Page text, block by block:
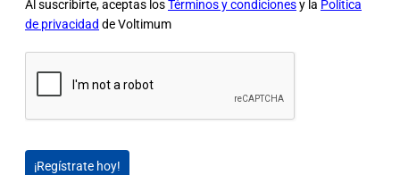
Al suscribirte, aceptas losTérminos y condicionesy la Política
de privacidad de Voltimum
¡Regístrate hoy!